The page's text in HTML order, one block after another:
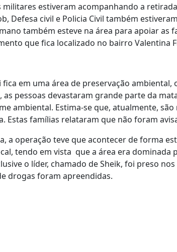
militares estiveram acompanhando a
Defesa civil e Policia Civil também
também esteve na área para apoiar as
que fica localizado no bairro Valentina
em uma área de preservação
pessoas devastaram grande parte da
ambiental. Estima-se que, atualmente,
Estas famílias relataram que não foram
a operação teve que acontecer de forma
tendo em vista que a área era dominada
o líder, chamado de Sheik, foi preso
drogas foram apreendidas.